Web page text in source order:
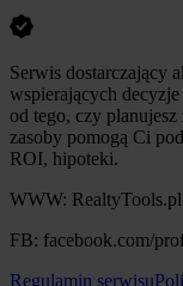
Serwis dostarczający
wspierających
od tego, czy
zasoby pomogą Ci
ROI, hipoteki.
WWW: RealtyTools.pl
FB: facebook.com/
Regulamin serwisu